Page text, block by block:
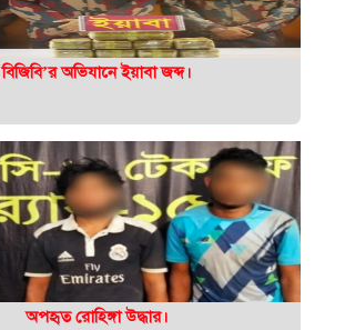
বিজিবি’র অভিযানে ইয়াবা জব্দ।
অপহৃত রোহিঙ্গা উদ্ধার।